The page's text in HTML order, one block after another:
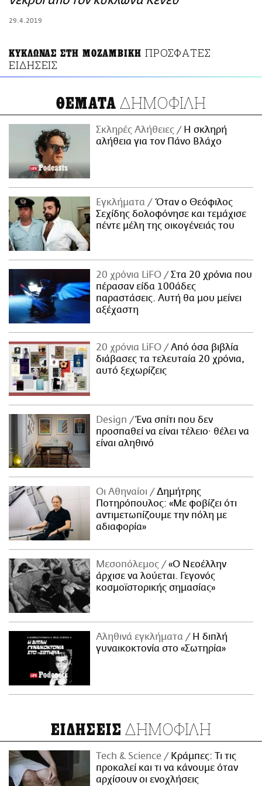
29.4.2019
ΚΥΚΛΩΝΑΣ ΣΤΗ ΜΟΖΑΜΒΙΚΗ ΠΡΟΣΦΑΤΕΣ
ΕΙΔΗΣΕΙΣ
ΘΕΜΑΤΑ ΔΗΜΟΦΙΛΗ
Σκληρές Αλήθειες
H σκληρή
αλήθεια για τον Πάνο Βλάχο
Εγκλήματα
Όταν ο Θεόφιλος
Σεχίδης δολοφόνησε και τεμάχισε
πέντε μέλη της οικογένειάς του
20 χρόνια LiFO
Στα 20 χρόνια που
πέρασαν είδα 100άδες
παραστάσεις. Αυτή θα μου μείνει
αξέχαστη
20 χρόνια LiFO
Από όσα βιβλία
διάβασες τα τελευταία 20 χρόνια,
αυτό ξεχωρίζεις
Design
Ένα σπίτι που δεν
προσπαθεί να είναι τέλειο· θέλει να
είναι αληθινό
Οι Αθηναίοι
Δημήτρης
Ποτηρόπουλος: «Με φοβίζει ότι
αντιμετωπίζουμε την πόλη με
αδιαφορία»
Μεσοπόλεμος
«Ο Νεοέλλην
άρχισε να λούεται. Γεγονός
κοσμοϊστορικής σημασίας»
Αληθινά εγκλήματα
Η διπλή
γυναικοκτονία στο «Σωτηρία»
ΕΙΔΗΣΕΙΣ ΔΗΜΟΦΙΛΗ
Τech & Science
Κράμπες: Τι τις
προκαλεί και τι να κάνουμε όταν
αρχίσουν οι ενοχλήσεις